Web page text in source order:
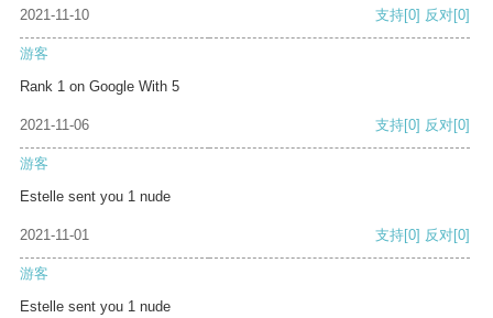
2021-11-10 支持[0] 反对[0]
游客
Rank 1 on Google With 5
2021-11-06 支持[0] 反对[0]
游客
Estelle sent you 1 nude
2021-11-01 支持[0] 反对[0]
游客
Estelle sent you 1 nude